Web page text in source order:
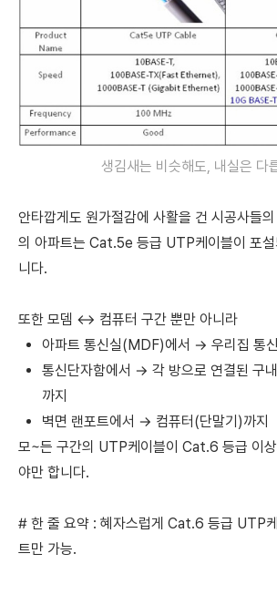
생김새는 비슷해도, 내실은 다
안타깝게도 원가절감에 사활을 건 시공사들의
의 아파트는 Cat.5e 등급 UTP케이블이 포설
니다.
또한 모뎀 ↔ 컴퓨터 구간 뿐만 아니라
아파트 통신실(MDF)에서 → 우리집 통신
통신단자함에서 → 각 방으로 연결된 구
까지
벽면 랜포트에서 → 컴퓨터(단말기)까지
모~든 구간의 UTP케이블이 Cat.6 등급 이상
야만 합니다.
# 한 줄 요약 : 혜자스럽게 Cat.6 등급 UTP
트만 가능.